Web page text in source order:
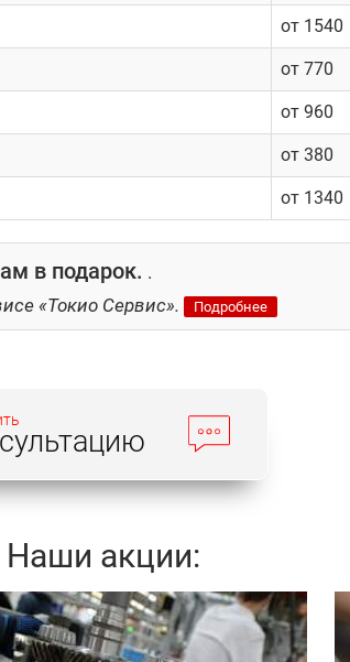
от 1540
от 770
от 960
от 380
от 1340
в подарок. .
«Токио Сервис». Подробнее
Наши акции: